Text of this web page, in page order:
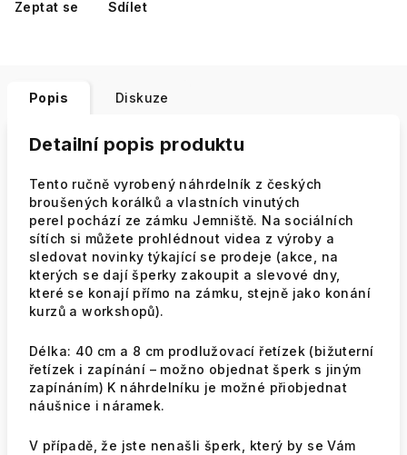
Zeptat se Sdílet
Popis Diskuze
Detailní popis produktu
Tento ručně vyrobený náhrdelník z českých
broušených korálků a vlastních vinutých
perel pochází ze zámku Jemniště. Na sociálních
sítích si můžete prohlédnout videa z výroby a
sledovat novinky týkající se prodeje (akce, na
kterých se dají šperky zakoupit a slevové dny,
které se konají přímo na zámku, stejně jako konání
kurzů a workshopů).
Délka: 40 cm a 8 cm prodlužovací řetízek (bižuterní
řetízek i zapínání – možno objednat šperk s jiným
zapínáním) K náhrdelníku je možné přiobjednat
náušnice i náramek.
V případě, že jste nenašli šperk, který by se Vám